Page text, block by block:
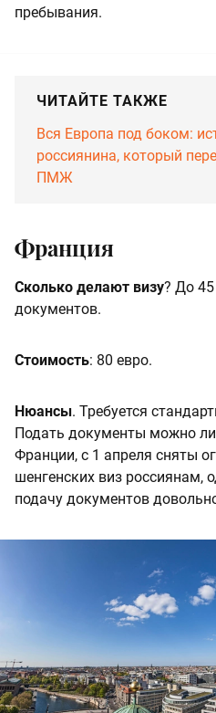
пребывания.
ЧИТАЙТЕ ТАКЖЕ
Вся Европа под боком:
россиянина, который
ПМЖ
Франция
Сколько делают визу? До
документов.
Стоимость: 80 евро.
Нюансы. Требуется
Подать документы можно
Франции, с 1 апреля сняты
шенгенских виз россиянам,
подачу документов